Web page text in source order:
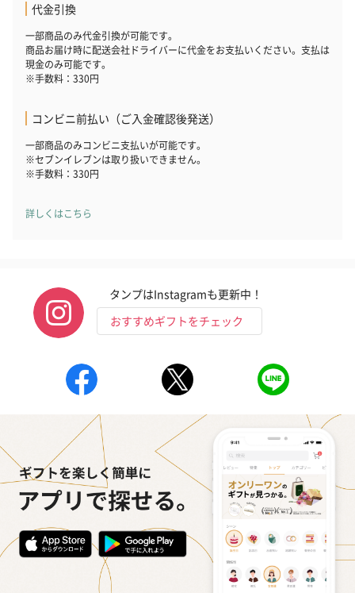
代金引換
一部商品のみ代金引換が可能です。
商品お届け時に配送会社ドライバーに代金をお支払いください。支払は
現金のみ可能です。
※手数料：330円
コンビニ前払い（ご入金確認後発送）
一部商品のみコンビニ支払いが可能です。
※セブンイレブンは取り扱いできません。
※手数料：330円
詳しくはこちら
タンプはInstagramも更新中！
おすすめギフトをチェック